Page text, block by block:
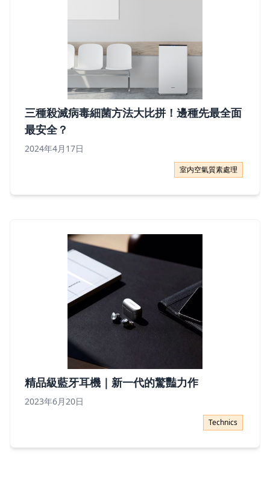
三種殺滅病毒細菌方法大比拼！邊種先最全面
最安全？
2024年4月17日
三種殺滅病毒細菌方法大比拼！邊種先最全面最安全？
室内空氣質素處理
精品級藍牙耳機｜新一代的驚豔力作
2023年6月20日
Technics